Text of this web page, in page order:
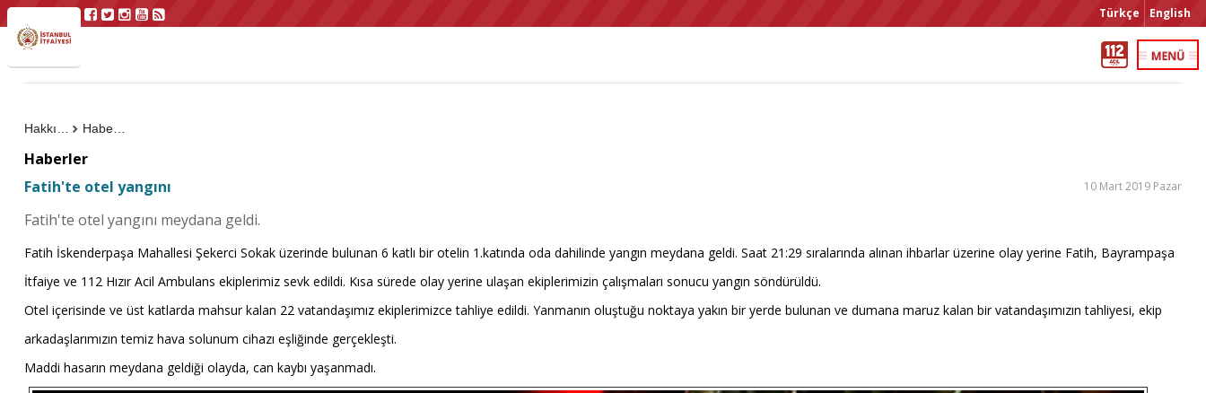
Türkçe English
Haberler
Haberler
Fatih'te otel yangını
10 Mart 2019 Pazar
Fatih'te otel yangını meydana geldi.
Fatih İskenderpaşa Mahallesi Şekerci Sokak üzerinde bulunan 6 katlı bir otelin 1.katında oda dahilinde yangın meydana geldi. Saat 21:29 sıralarında alınan ihbarlar üzerine olay yerine Fatih, Bayrampaşa
İtfaiye ve 112 Hızır Acil Ambulans ekiplerimiz sevk edildi. Kısa sürede olay yerine ulaşan ekiplerimizin çalışmaları sonucu yangın söndürüldü.
Otel içerisinde ve üst katlarda mahsur kalan 22 vatandaşımız ekiplerimizce tahliye edildi. Yanmanın oluştuğu noktaya yakın bir yerde bulunan ve dumana maruz kalan bir vatandaşımızın tahliyesi, ekip
arkadaşlarımızın temiz hava solunum cihazı eşliğinde gerçekleşti.
Maddi hasarın meydana geldiği olayda, can kaybı yaşanmadı.